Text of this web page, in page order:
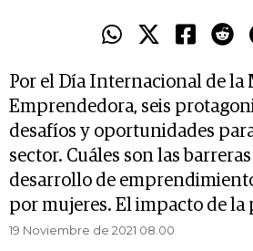
Por el Día Internacional de la
Emprendedora, seis
desafíos y oportunidades
sector. Cuáles son las
desarrollo de
por mujeres. El impacto de la
19 Noviembre de 2021 08.00